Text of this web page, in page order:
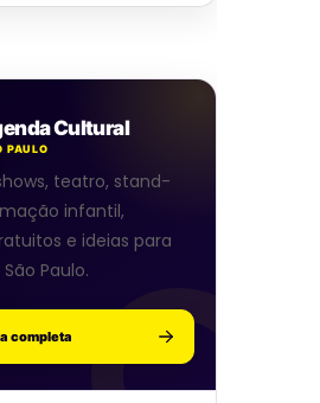
Cultural
PAULO
teatro, stand-
infantil,
e ideias para
Paulo.
completa